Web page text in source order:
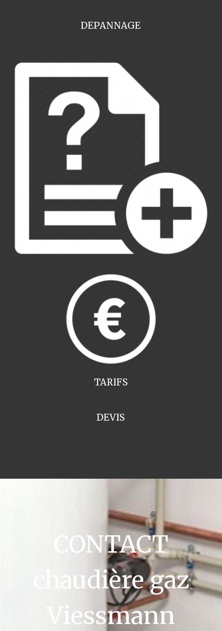
DEPANNAGE
TARIFS
DEVIS
CONTACT
chaudière gaz
Viessmann